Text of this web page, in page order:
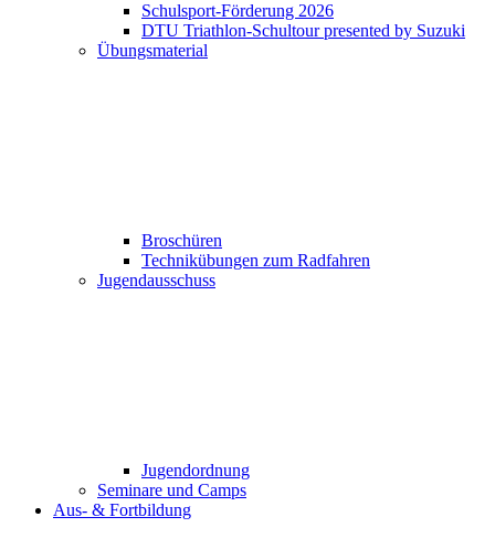
Schulsport-Förderung 2026
DTU Triathlon-Schultour presented by Suzuki
Übungsmaterial
Broschüren
Technikübungen zum Radfahren
Jugendausschuss
Jugendordnung
Seminare und Camps
Aus- & Fortbildung